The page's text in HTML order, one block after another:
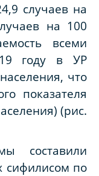
случаев на
на 100
всеми
году в УР
что
показателя
(рис.
составили
сифилисом по